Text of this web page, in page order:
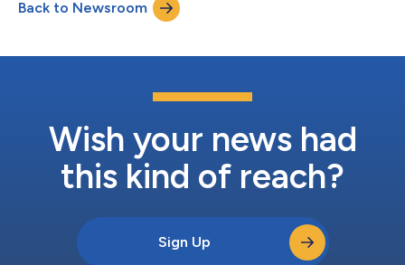
ha dimostrato di dare risposte durature nella leucemia linfatica
Back to Newsroom
Wish your news had
this kind of reach?
Sign Up